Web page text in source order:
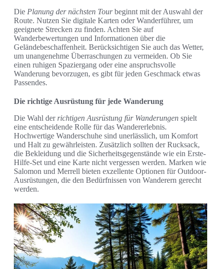
Die Planung der nächsten Tourbeginnt mit der Auswahl der
Route. Nutzen Sie digitale Karten oder Wanderführer, um
geeignete Strecken zu finden. Achten Sie auf
Wanderbewertungen und Informationen über die
Geländebeschaffenheit. Berücksichtigen Sie auch das Wetter,
um unangenehme Überraschungen zu vermeiden. Ob Sie
einen ruhigen Spaziergang oder eine anspruchsvolle
Wanderung bevorzugen, es gibt für jeden Geschmack etwas
Passendes.
Die richtige Ausrüstung für jede Wanderung
Die Wahl der richtigen Ausrüstung für Wanderungen spielt
eine entscheidende Rolle für das Wandererlebnis.
Hochwertige Wanderschuhe sind unerlässlich, um Komfort
und Halt zu gewährleisten. Zusätzlich sollten der Rucksack,
die Bekleidung und die Sicherheitsgegenstände wie ein Erste-
Hilfe-Set und eine Karte nicht vergessen werden. Marken wie
Salomon und Merrell bieten exzellente Optionen für Outdoor-
Ausrüstungen, die den Bedürfnissen von Wanderern gerecht
werden.